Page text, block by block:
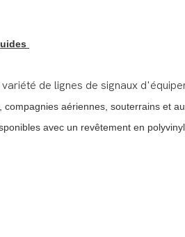
variété de lignes de signaux
aériennes, souterrains et
avec un revêtement en